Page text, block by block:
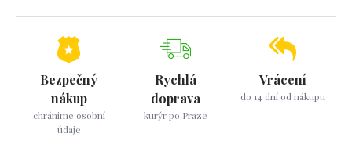
Bezpečný
nákup
chránime osobní
údaje
Rychlá
doprava
kurýr po Praze
Vrácení
do 14 dní od nákupu